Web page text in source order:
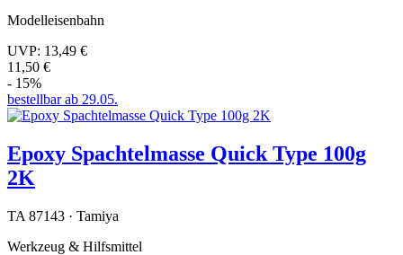
Modelleisenbahn
UVP: 13,49 €
11,50 €
- 15%
bestellbar ab 29.05.
Epoxy Spachtelmasse Quick Type 100g
2K
TA 87143 · Tamiya
Werkzeug & Hilfsmittel